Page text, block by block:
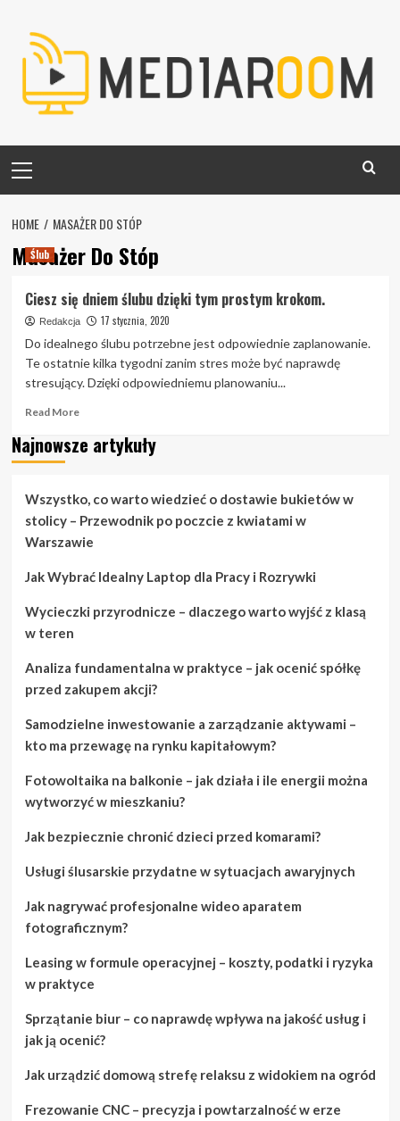
content
Menu
HOME MASAŻER DO STÓP
Masażer Do Stóp
Ślub
Ciesz się dniem ślubu dzięki tym prostym krokom.
Redakcja 17 stycznia, 2020
Do idealnego ślubu potrzebne jest odpowiednie zaplanowanie.
Te ostatnie kilka tygodni zanim stres może być naprawdę
stresujący. Dzięki odpowiedniemu planowaniu...
Read MoreRead
about
ślubu
dzięki
tym
krokom.
Najnowsze artykuły
Wszystko, co warto wiedzieć o dostawie bukietów w
stolicy – Przewodnik po poczcie z kwiatami w
Warszawie
Jak Wybrać Idealny Laptop dla Pracy i Rozrywki
Wycieczki przyrodnicze – dlaczego warto wyjść z klasą
w teren
Analiza fundamentalna w praktyce – jak ocenić spółkę
przed zakupem akcji?
Samodzielne inwestowanie a zarządzanie aktywami –
kto ma przewagę na rynku kapitałowym?
Fotowoltaika na balkonie – jak działa i ile energii można
wytworzyć w mieszkaniu?
Jak bezpiecznie chronić dzieci przed komarami?
Usługi ślusarskie przydatne w sytuacjach awaryjnych
Jak nagrywać profesjonalne wideo aparatem
fotograficznym?
Leasing w formule operacyjnej – koszty, podatki i ryzyka
w praktyce
Sprzątanie biur – co naprawdę wpływa na jakość usług i
jak ją ocenić?
Jak urządzić domową strefę relaksu z widokiem na ogród
Frezowanie CNC – precyzja i powtarzalność w erze